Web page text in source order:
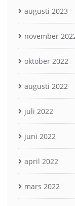
augusti 2023
november
oktober 2022
augusti 2022
juli 2022
juni 2022
april 2022
mars 2022